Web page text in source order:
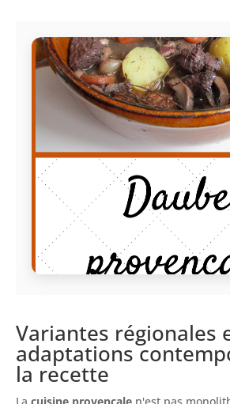
Variantes régionales
adaptations
la recette